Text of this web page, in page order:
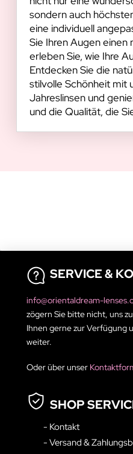
sondern auch
eine individuell
Sie Ihren Augen einen
erleben Sie, wie Ihre
Entdecken Sie die
stilvolle Schönheit mit
Jahreslinsen und
und die Qualität, die
SERVICE &
info@orientaldream-
zögern Sie bitte nicht, uns
Ihnen gerne zur Verfügung
weiter.
Oder über unser
SHOP
- Kontakt
- Versand &